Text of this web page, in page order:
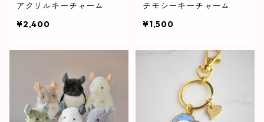
アクリルキーチャーム
¥2,400
チモシーキーチャーム
¥1,500